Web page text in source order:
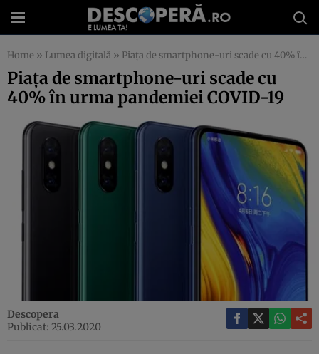
Home » Lumea digitală » Piaţa de smartphone-uri scade cu 40% în urma pandemiei COVID-19
Piaţa de smartphone-uri scade cu
40% în urma pandemiei COVID-19
Descopera
Publicat: 25.03.2020